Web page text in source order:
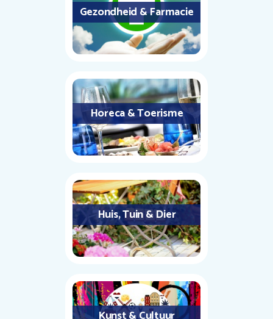
Gezondheid & Farmacie
Horeca & Toerisme
Huis, Tuin & Dier